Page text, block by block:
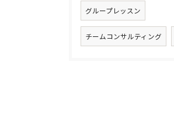
グループレッスン
チームコンサルティング